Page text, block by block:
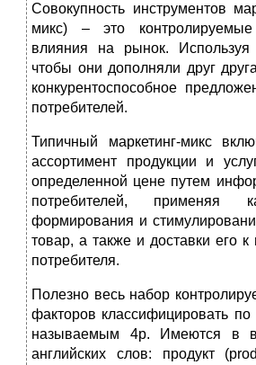
Совокупность инструментов
микс) – это
влияния на рынок. Используя
чтобы они дополняли друг
конкурентоспособное
потребителей.
Типичный маркетинг-микс
ассортимент продукции и
определенной цене путем
потребителей, применяя
формирования и
товар, а также и доставки его к
потребителя.
Полезно весь набор
факторов классифицировать
называемым 4p. Имеются в
английских слов: продукт